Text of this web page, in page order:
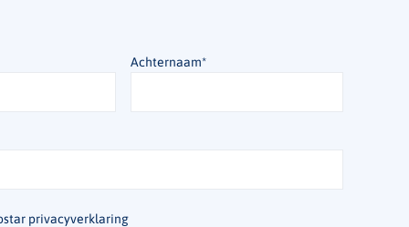
Achternaam*
privacyverklaring